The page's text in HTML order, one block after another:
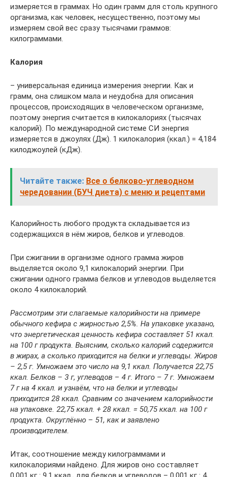
измеряется в граммах. Но один грамм для столь крупного
организма, как человек, несущественно, поэтому мы
измеряем свой вес сразу тысячами граммов:
килограммами.
Калория
– универсальная единица измерения энергии. Как и
грамм, она слишком мала и неудобна для описания
процессов, происходящих в человеческом организме,
поэтому энергия считается в килокалориях (тысячах
калорий). По международной системе СИ энергия
измеряется в джоулях (Дж). 1 килокалория (ккал.) = 4,184
килоджоулей (кДж).
Читайте также: Все о белково-углеводном
чередовании (БУЧ диета) с меню и рецептами
Калорийность любого продукта складывается из
содержащихся в нём жиров, белков и углеводов.
При сжигании в организме одного грамма жиров
выделяется около 9,1 килокалорий энергии. При
сжигании одного грамма белков и углеводов выделяется
около 4 килокалорий.
Рассмотрим эти слагаемые калорийности на примере
обычного кефира с жирностью 2,5%. На упаковке указано,
что энергетическая ценность кефира составляет 51 ккал.
на 100 г продукта. Выясним, сколько калорий содержится
в жирах, а сколько приходится на белки и углеводы. Жиров
– 2,5 г. Умножаем это число на 9,1 ккал. Получается 22,75
ккал. Белков – 3 г, углеводов – 4 г. Итого – 7 г. Умножаем
7 г на 4 ккал. и узнаём, что на белки и углеводы
приходится 28 ккал. Сравним со значением калорийности
на упаковке. 22,75 ккал. + 28 ккал. = 50,75 ккал. на 100 г
продукта. Округлённо – 51, как и заявлено
производителем.
Итак, соотношение между килограммами и
килокалориями найдено. Для жиров оно составляет